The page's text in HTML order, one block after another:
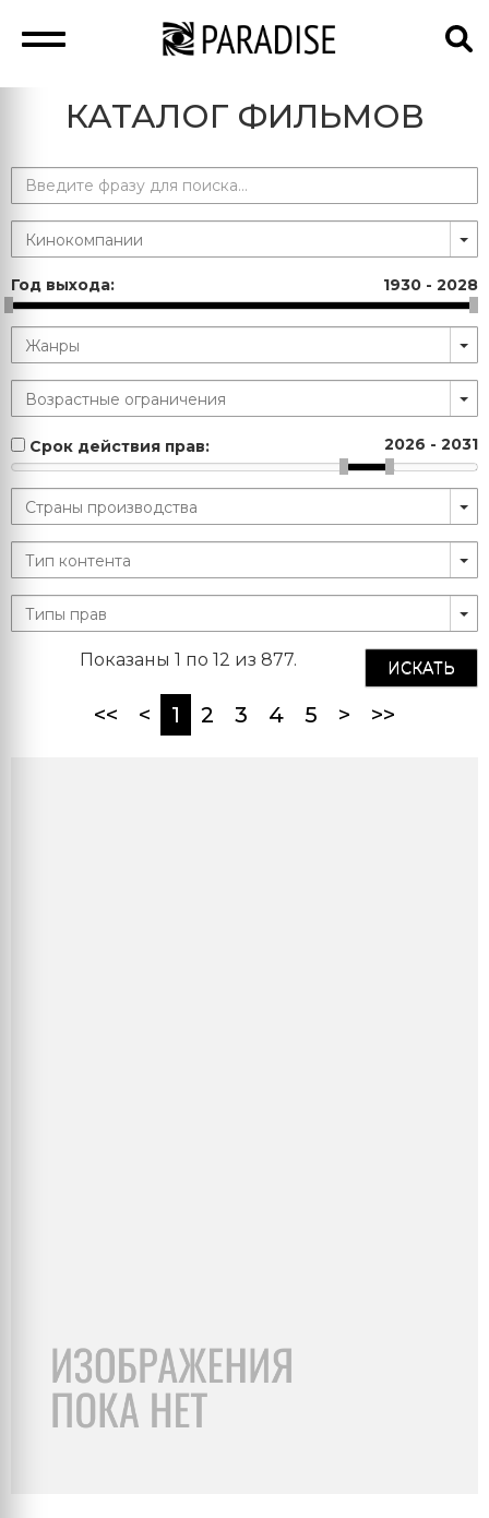
КАТАЛОГ ФИЛЬМОВ
Год выхода: 1930 - 2028
Срок действия прав: 2026 - 2031
ИСКАТЬ
Показаны 1 по 12 из 877.
<< < 1 (current)
2 3 4 5 > >>